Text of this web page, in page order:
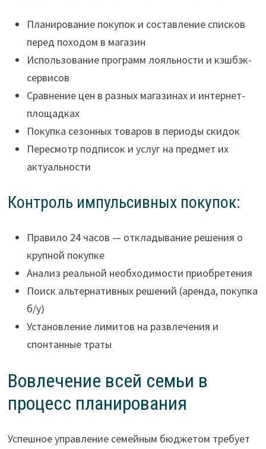
Планирование покупок и составление списков
перед походом в магазин
Использование программ лояльности и кэшбэк-
сервисов
Сравнение цен в разных магазинах и интернет-
площадках
Покупка сезонных товаров в периоды скидок
Пересмотр подписок и услуг на предмет их
актуальности
Контроль импульсивных покупок:
Правило 24 часов — откладывание решения о
крупной покупке
Анализ реальной необходимости приобретения
Поиск альтернативных решений (аренда, покупка
б/у)
Установление лимитов на развлечения и
спонтанные траты
Вовлечение всей семьи в
процесс планирования
Успешное управление семейным бюджетом требует